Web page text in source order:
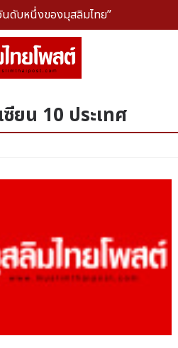
นดับหนึ่งของมุสลิมไทย”
ซียน 10 ประเทศ